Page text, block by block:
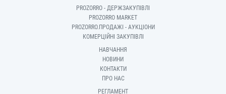
PROZORRO - ДЕРЖЗАКУПІВЛІ
PROZORRO MARKET
PROZORRO.ПРОДАЖІ - АУКЦІОНИ
КОМЕРЦІЙНІ ЗАКУПІВЛІ
НАВЧАННЯ
НОВИНИ
КОНТАКТИ
ПРО НАС
РЕГЛАМЕНТ